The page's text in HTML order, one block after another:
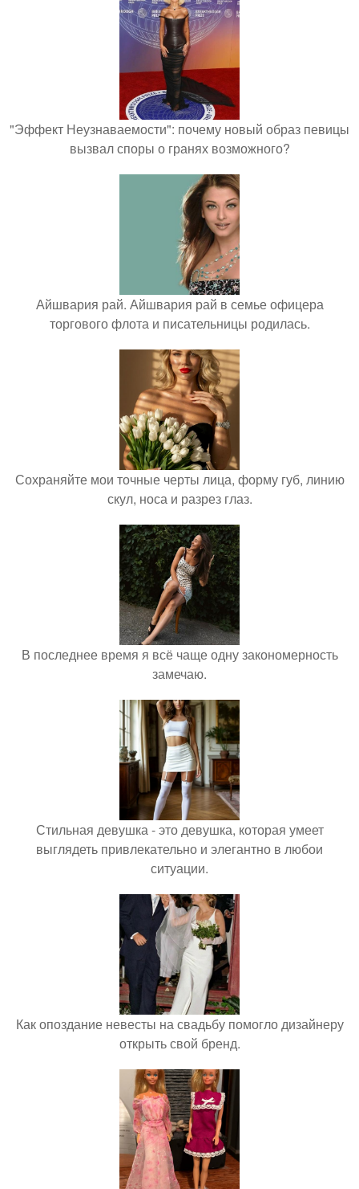
"Эффект Неузнаваемости": почему новый образ певицы
вызвал споры о гранях возможного?
Айшвария рай. Айшвария рай в семье офицера
торгового флота и писательницы родилась.
Сохраняйте мои точные черты лица, форму губ, линию
скул, носа и разрез глаз.
В последнее время я всё чаще одну закономерность
замечаю.
Стильная девушка - это девушка, которая умеет
выглядеть привлекательно и элегантно в любои
ситуации.
Как опоздание невесты на свадьбу помогло дизайнеру
открыть свой бренд.